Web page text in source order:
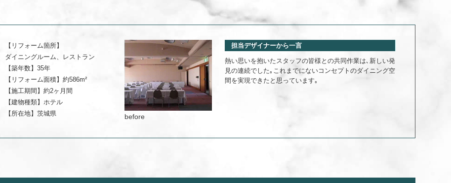
【リフォーム箇所】
ダイニングルーム、レストラン
【築年数】 35年
【リフォーム面積】 約586m²
【施工期間】 約2ヶ月間
【建物種類】 ホテル
【所在地】 茨城県
担当デザイナーから一言
熱い思いを抱いたスタッフの皆様との共同作業は､新しい発
見の連続でした｡これまでにないコンセプトのダイニング空
間を実現できたと思っています｡